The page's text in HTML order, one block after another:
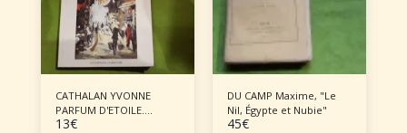
CATHALAN YVONNE
PARFUM D'ETOILE.
CONGO VIET-NAM. RECIT
13€
DU CAMP Maxime, "Le
Nil, Égypte et Nubie"
45€